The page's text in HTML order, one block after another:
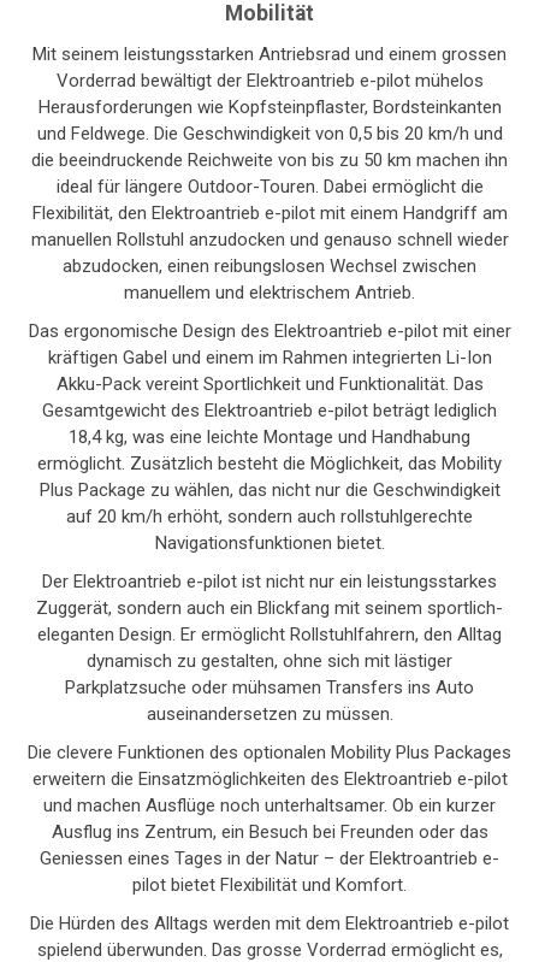
Mobilität
Mit seinem leistungsstarken Antriebsrad und einem grossen
Vorderrad bewältigt der Elektroantrieb e-pilot mühelos
Herausforderungen wie Kopfsteinpflaster, Bordsteinkanten
und Feldwege. Die Geschwindigkeit von 0,5 bis 20 km/h und
die beeindruckende Reichweite von bis zu 50 km machen ihn
ideal für längere Outdoor-Touren. Dabei ermöglicht die
Flexibilität, den Elektroantrieb e-pilot mit einem Handgriff am
manuellen Rollstuhl anzudocken und genauso schnell wieder
abzudocken, einen reibungslosen Wechsel zwischen
manuellem und elektrischem Antrieb.
Das ergonomische Design des Elektroantrieb e-pilot mit einer
kräftigen Gabel und einem im Rahmen integrierten Li-Ion
Akku-Pack vereint Sportlichkeit und Funktionalität. Das
Gesamtgewicht des Elektroantrieb e-pilot beträgt lediglich
18,4 kg, was eine leichte Montage und Handhabung
ermöglicht. Zusätzlich besteht die Möglichkeit, das Mobility
Plus Package zu wählen, das nicht nur die Geschwindigkeit
auf 20 km/h erhöht, sondern auch rollstuhlgerechte
Navigationsfunktionen bietet.
Der Elektroantrieb e-pilot ist nicht nur ein leistungsstarkes
Zuggerät, sondern auch ein Blickfang mit seinem sportlich-
eleganten Design. Er ermöglicht Rollstuhlfahrern, den Alltag
dynamisch zu gestalten, ohne sich mit lästiger
Parkplatzsuche oder mühsamen Transfers ins Auto
auseinandersetzen zu müssen.
Die clevere Funktionen des optionalen Mobility Plus Packages
erweitern die Einsatzmöglichkeiten des Elektroantrieb e-pilot
und machen Ausflüge noch unterhaltsamer. Ob ein kurzer
Ausflug ins Zentrum, ein Besuch bei Freunden oder das
Geniessen eines Tages in der Natur – der Elektroantrieb e-
pilot bietet Flexibilität und Komfort.
Die Hürden des Alltags werden mit dem Elektroantrieb e-pilot
spielend überwunden. Das grosse Vorderrad ermöglicht es,